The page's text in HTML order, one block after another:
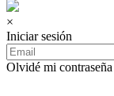
×
Iniciar sesión
Olvidé mi contraseña